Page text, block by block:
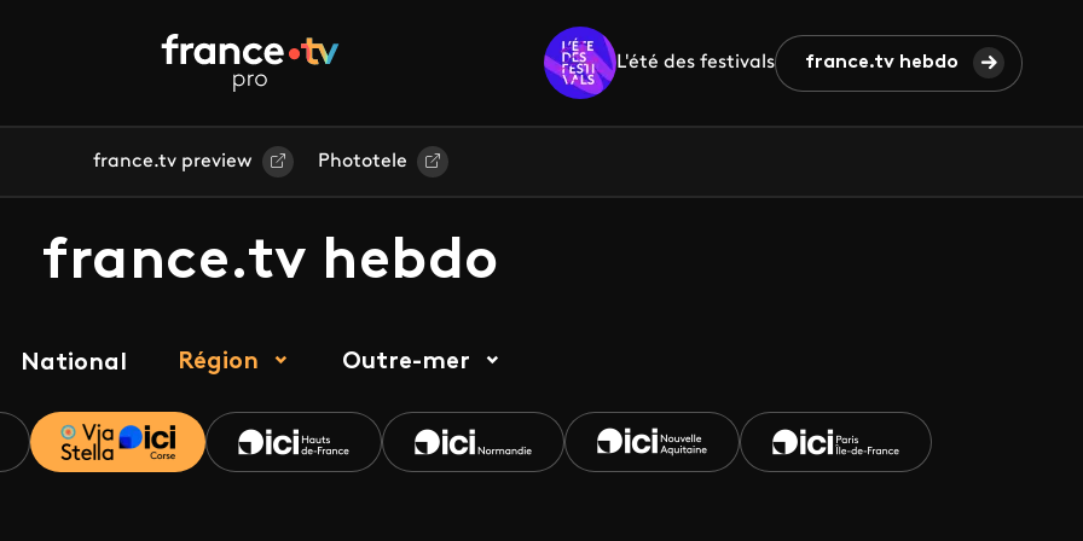
L'été des festivals france.tv hebdo
france.tv preview Phototele
france.tv hebdo
National Région Outre-mer